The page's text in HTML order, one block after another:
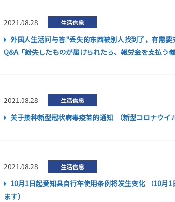
2021.08.28 生活信息
外国人生活问与答:"丢失的东西被别人找到了，有需
Q&A「紛失したものが届けられたら、報労金を支払う義
2021.08.28 生活信息
关于接种新型冠状病毒疫苗的通知 （新型コロナウイ
2021.08.28 生活信息
10月1日起爱知县自行车使用条例将发生变化 （10月
ます）